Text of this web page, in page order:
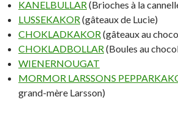
KANELBULLAR(Brioches à la
LUSSEKAKOR(gâteaux de Lucie)
CHOKLADKAKOR(gâteaux au
CHOKLADBOLLAR(Boules au
WIENERNOUGAT
MORMOR LARSSONS
grand-mère Larsson)